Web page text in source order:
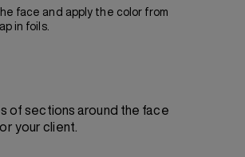
face and apply the color from
in foils.
of sections around the face
your client.